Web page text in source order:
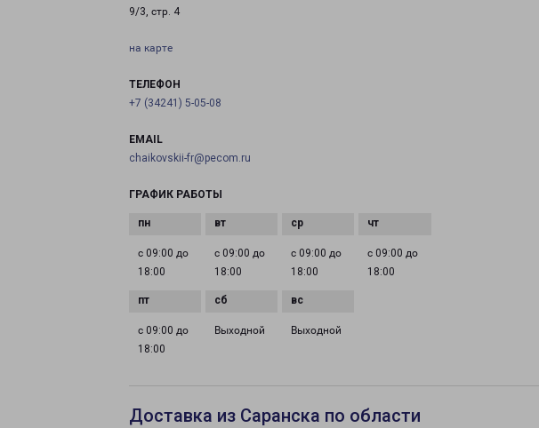
9/3, стр. 4
на карте
ТЕЛЕФОН
+7 (34241) 5-05-08
EMAIL
chaikovskii-fr@pecom.ru
ГРАФИК РАБОТЫ
с 09:00 до
18:00
с 09:00 до
18:00
с 09:00 до
18:00
с 09:00 до
18:00
с 09:00 до
18:00
Выходной Выходной
Доставка из Саранска по области